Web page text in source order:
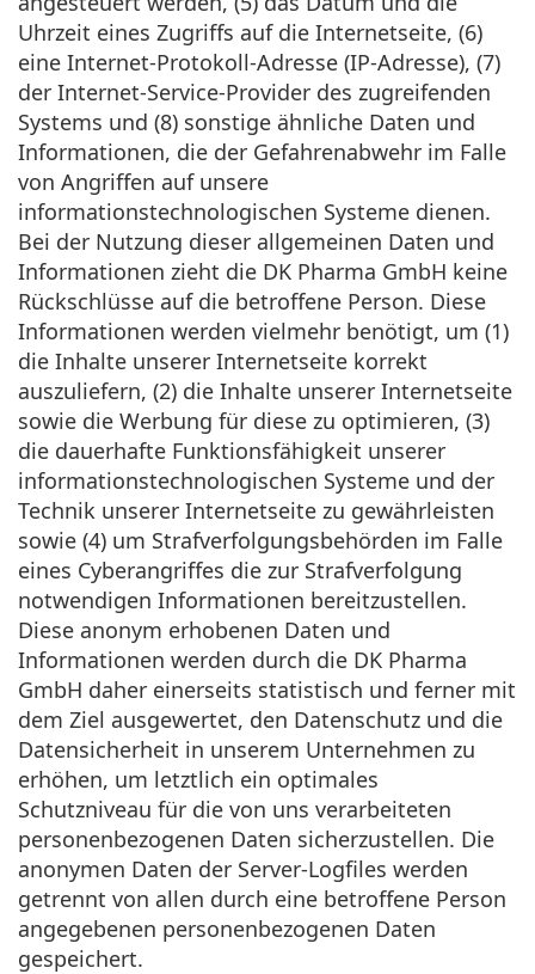
Uhrzeit eines Zugriffs auf die Internetseite, (6)
eine Internet-Protokoll-Adresse (IP-Adresse), (7)
der Internet-Service-Provider des zugreifenden
Systems und (8) sonstige ähnliche Daten und
Informationen, die der Gefahrenabwehr im Falle
von Angriffen auf unsere
informationstechnologischen Systeme dienen.
Bei der Nutzung dieser allgemeinen Daten und
Informationen zieht die DK Pharma GmbH keine
Rückschlüsse auf die betroffene Person. Diese
Informationen werden vielmehr benötigt, um (1)
die Inhalte unserer Internetseite korrekt
auszuliefern, (2) die Inhalte unserer Internetseite
sowie die Werbung für diese zu optimieren, (3)
die dauerhafte Funktionsfähigkeit unserer
informationstechnologischen Systeme und der
Technik unserer Internetseite zu gewährleisten
sowie (4) um Strafverfolgungsbehörden im Falle
eines Cyberangriffes die zur Strafverfolgung
notwendigen Informationen bereitzustellen.
Diese anonym erhobenen Daten und
Informationen werden durch die DK Pharma
GmbH daher einerseits statistisch und ferner mit
dem Ziel ausgewertet, den Datenschutz und die
Datensicherheit in unserem Unternehmen zu
erhöhen, um letztlich ein optimales
Schutzniveau für die von uns verarbeiteten
personenbezogenen Daten sicherzustellen. Die
anonymen Daten der Server-Logfiles werden
getrennt von allen durch eine betroffene Person
angegebenen personenbezogenen Daten
gespeichert.